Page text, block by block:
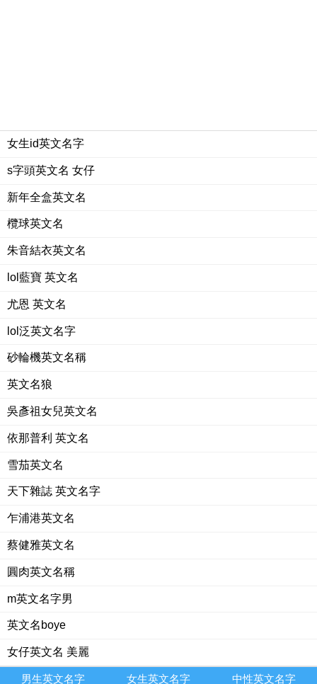
女生id英文名字
s字頭英文名 女仔
新年全盒英文名
欖球英文名
朱音結衣英文名
lol藍寶 英文名
尤恩 英文名
lol泛英文名字
砂輪機英文名稱
英文名狼
吳彥祖女兒英文名
依那普利 英文名
雪茄英文名
天下雜誌 英文名字
乍浦港英文名
蔡健雅英文名
圓肉英文名稱
m英文名字男
英文名boye
女仔英文名 美麗
男生英文名字 女生英文名字 中性英文名字